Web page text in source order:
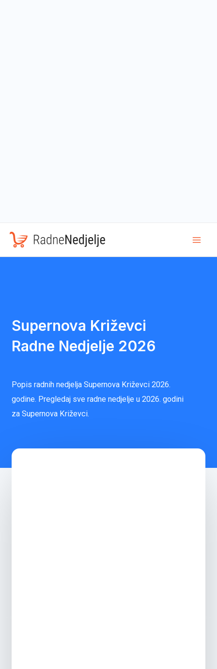
Supernova Križevci
Radne Nedjelje 2026
Popis radnih nedjelja Supernova Križevci 2026.
godine. Pregledaj sve radne nedjelje u 2026. godini
za Supernova Križevci.